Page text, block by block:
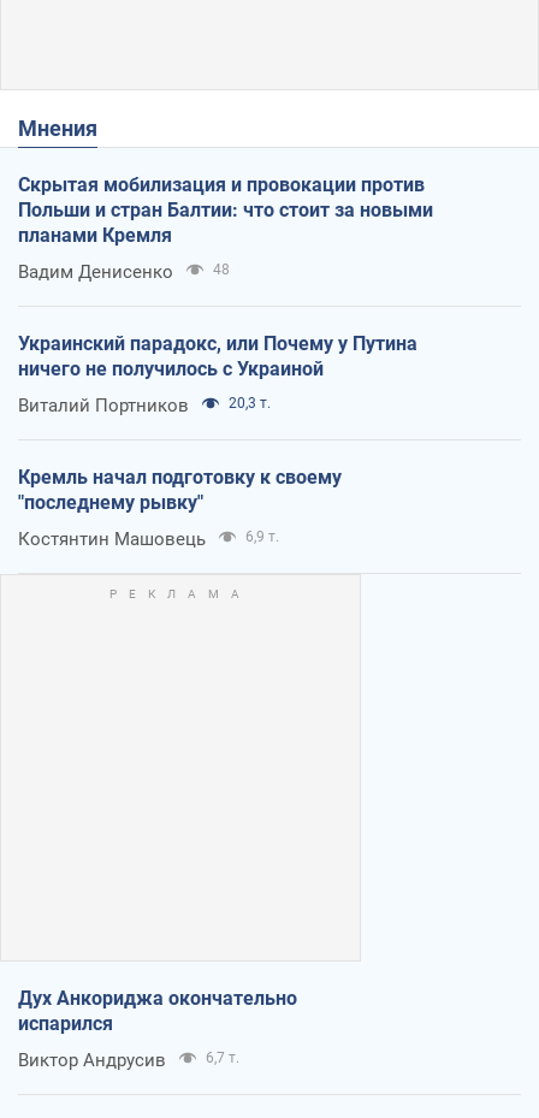
Мнения
Скрытая мобилизация и провокации против
Польши и стран Балтии: что стоит за новыми
планами Кремля
Вадим Денисенко 48
Украинский парадокс, или Почему у Путина
ничего не получилось с Украиной
Виталий Портников 20,3 т.
Кремль начал подготовку к своему
"последнему рывку"
Костянтин Машовець 6,9 т.
Дух Анкориджа окончательно
испарился
Виктор Андрусив 6,7 т.